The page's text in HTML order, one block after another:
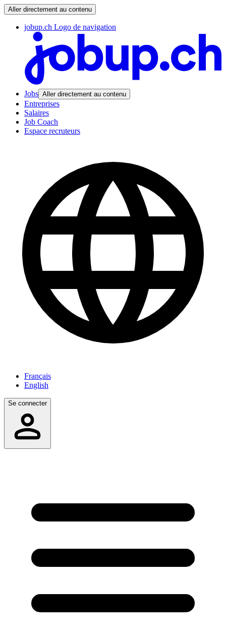
Aller directement au contenu
jobup.ch Logo de navigation
Jobs Aller directement au contenu
Entreprises
Salaires
Job Coach
Espace recruteurs
Français
English
Se connecter